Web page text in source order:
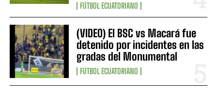
FÚTBOL ECUATORIANO
(VIDEO) El BSC vs Macará fue
detenido por incidentes en las
gradas del Monumental
FÚTBOL ECUATORIANO